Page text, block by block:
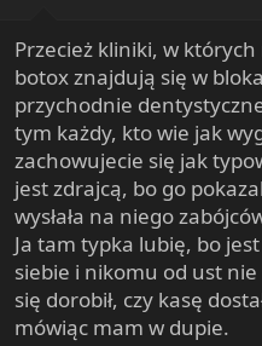
Przecież kliniki, w
botox znajdują się w
przychodnie
tym każdy, kto wie jak
zachowujecie się jak
jest zdrajcą, bo go
wysłała na niego
Ja tam typka lubię, bo
siebie i nikomu od ust
się dorobił, czy kasę
mówiąc mam w dupie.